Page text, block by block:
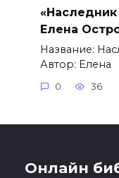
Елена
Название:
Автор: Елена
0 36
Онлайн